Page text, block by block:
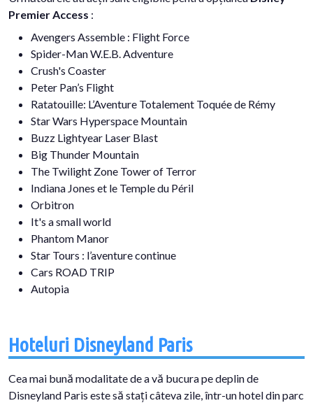
Premier Access :
Avengers Assemble : Flight Force
Spider-Man W.E.B. Adventure
Crush's Coaster
Peter Pan’s Flight
Ratatouille: L’Aventure Totalement Toquée de Rémy
Star Wars Hyperspace Mountain
Buzz Lightyear Laser Blast
Big Thunder Mountain
The Twilight Zone Tower of Terror
Indiana Jones et le Temple du Péril​
Orbitron
It's a small world
Phantom Manor
Star Tours : l’aventure continue
Cars ROAD TRIP
Autopia
Hoteluri Disneyland Paris
Cea mai bună modalitate de a vă bucura pe deplin de
Disneyland Paris este să stați câteva zile, într-un hotel din parc